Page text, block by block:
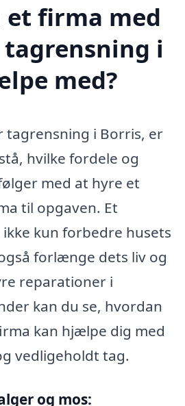
et firma med
i
med?
tagrensning i Borris, er
hvilke fordele og
med at hyre et
til opgaven. Et
kun forbedre husets
forlænge dets liv og
reparationer i
kan du se, hvordan
kan hjælpe dig med
vedligeholdt tag.
og mos: